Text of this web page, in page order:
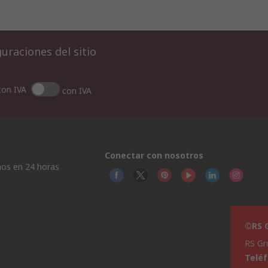
del sitio
IVA con IVA
en 24 horas
Conectar con nosotros
©RS
RS